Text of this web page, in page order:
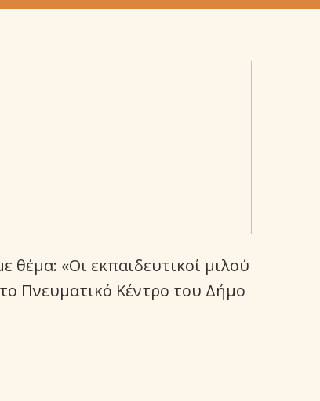
θέμα: «Οι εκπαιδευτικοί μιλού
Πνευματικό Κέντρο του Δήμο